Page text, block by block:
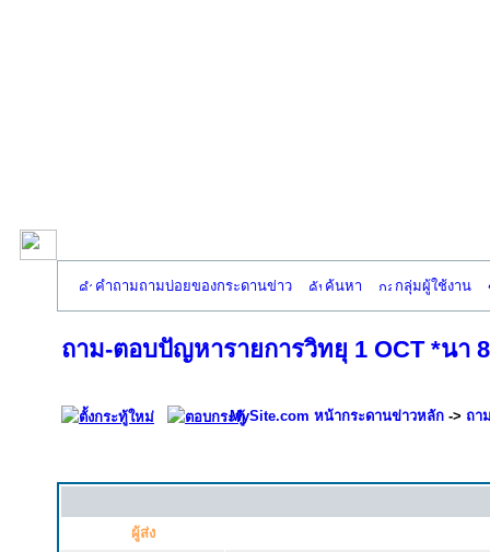
คำถามถามบ่อยของกระดานข่าว ค้นหา กลุ่มผู้ใช้งาน
ถาม-ตอบปัญหารายการวิทยุ 1 OCT *นา
MySite.com หน้ากระดานข่าวหลัก -> ถา
ผู้ส่ง